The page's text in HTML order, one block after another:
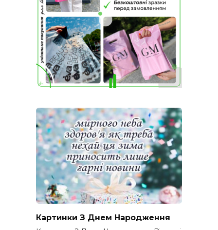
Картинки З Днем Народження